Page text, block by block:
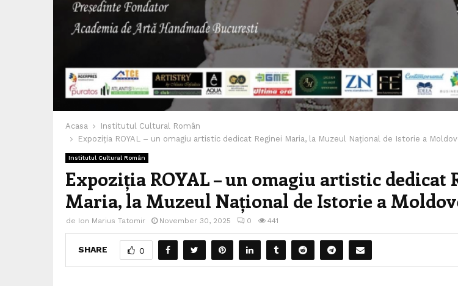
Acasa
Institutul Cultural Român
Expoziția ROYAL – un omagiu artistic dedicat Reginei Maria, la Muzeul Național de Istorie a
Institutul Cultural Român
Expoziția ROYAL – un omagiu artistic dedicat
Maria, la Muzeul Național de Istorie a
de Ion Marius Tatomir November 30, 2025 0 441
SHARE 0